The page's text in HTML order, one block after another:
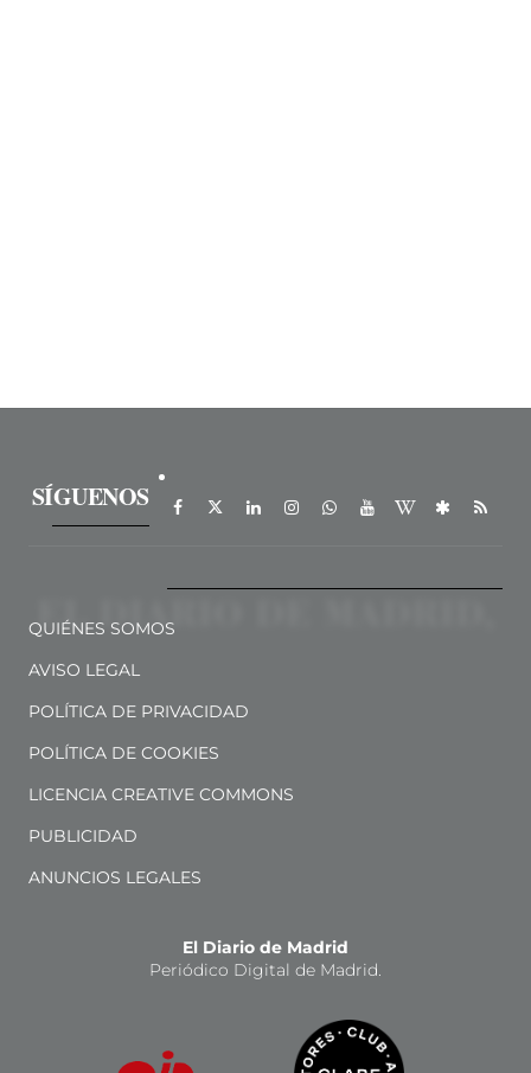
SÍGUENOS
QUIÉNES SOMOS
AVISO LEGAL
POLÍTICA DE PRIVACIDAD
POLÍTICA DE COOKIES
LICENCIA CREATIVE COMMONS
PUBLICIDAD
ANUNCIOS LEGALES
El Diario de Madrid
Periódico Digital de Madrid.